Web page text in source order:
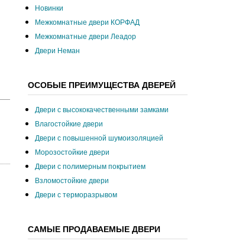
Новинки
Межкомнатные двери КОРФАД
Межкомнатные двери Леадор
Двери Неман
ОСОБЫЕ ПРЕИМУЩЕСТВА ДВЕРЕЙ
Двери с высококачественными замками
Влагостойкие двери
Двери с повышенной шумоизоляцией
Морозостойкие двери
Двери с полимерным покрытием
Взломостойкие двери
Двери с терморазрывом
САМЫЕ ПРОДАВАЕМЫЕ ДВЕРИ